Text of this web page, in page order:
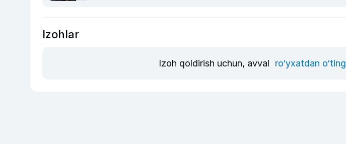
Izohlar
Izoh qoldirish uchun, avval ro‘yxatdan o‘ting